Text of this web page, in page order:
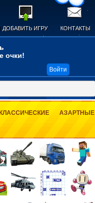
ДОБАВИТЬ ИГРУ КОНТАКТЫ
очки!
Войти
КЛАССИЧЕСКИЕ АЗАРТНЫЕ